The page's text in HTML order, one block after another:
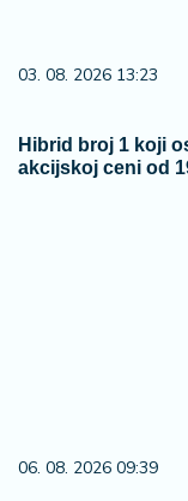
03. 08. 2026 13:23
Hibrid broj 1 koji
akcijskoj ceni od
06. 08. 2026 09:39